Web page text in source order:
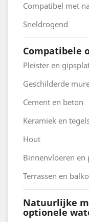
Compatibel met
Sneldrogend
Compatibele
Pleister en
Geschilderde
Cement en beton
Keramiek en
Hout
Binnenvloeren en
Terrassen en
Natuurlijke
optionele